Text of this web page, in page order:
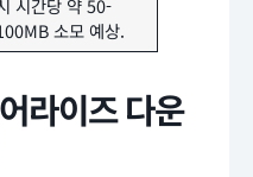
시간당 약 50-
소모 예상.
라이즈 다운